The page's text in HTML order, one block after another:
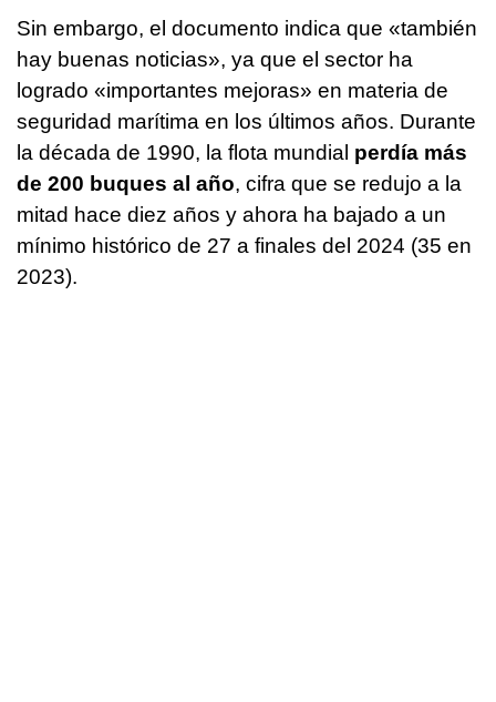
Sin embargo, el documento indica que «también
hay buenas noticias», ya que el sector ha
logrado «importantes mejoras» en materia de
seguridad marítima en los últimos años. Durante
la década de 1990, la flota mundial perdía más
de 200 buques al año, cifra que se redujo a la
mitad hace diez años y ahora ha bajado a un
mínimo histórico de 27 a finales del 2024 (35 en
2023).